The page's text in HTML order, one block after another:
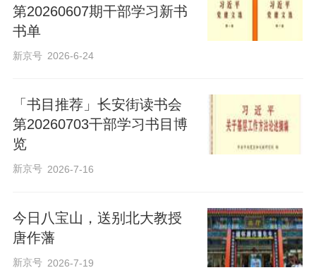
第20260607期干部学习新书
书单
新京号 2026-6-24
「书目推荐」长安街读书会
第20260703干部学习书目博
览
新京号 2026-7-16
今日八宝山，送别北大教授
唐作藩
新京号 2026-7-19